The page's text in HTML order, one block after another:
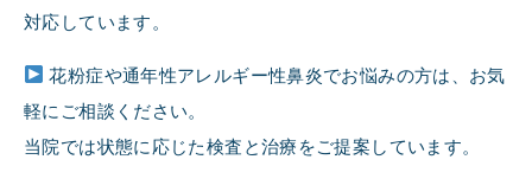
対応しています。
花粉症や通年性アレルギー性鼻炎でお悩みの方は、お気
軽にご相談ください。
当院では状態に応じた検査と治療をご提案しています。